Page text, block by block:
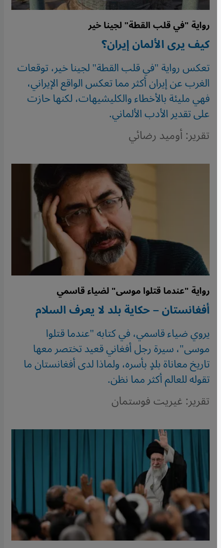
رواية "في قلب القطة" لجينا خير
كيف يرى الألمان إيران؟
تعكس رواية "في قلب القطة" لجينا خير، توقعات
الغرب عن إيران أكثر مما تعكس الواقع الإيراني،
فهي مليئة بالأخطاء والكليشيهات، لكنها حازت
على تقدير الأدب الألماني.
تقرير: أوميد رضائي
رواية "عندما قتلوا موسى" لضياء قاسمي
أفغانستان – حكاية بلد لا يعرف السلام
يروي ضياء قاسمي، في كتابه "عندما قتلوا
موسى"، سيرة رجل أفغاني قعيد تختصر معها
تاريخ معاناة بلدٍ بأسره، ولماذا لدى أفغانستان ما
تقوله للعالم أكثر مما نظن.
تقرير: غيريت فوستمان